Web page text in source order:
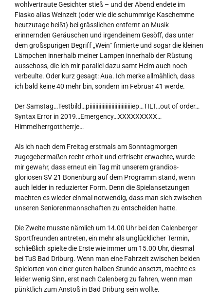
wohlvertraute Gesichter stieß – und der Abend endete im
Fiasko alias Weinzelt (oder wie die schummrige Kaschemme
heutzutage heißt) bei grässlichen entfernt an Musik
erinnernden Geräuschen und irgendeinem Gesöff, das unter
dem großspurigen Begriff „Wein“ firmierte und sogar die kleinen
Lämpchen innerhalb meiner Lampen innerhalb der Rüstung
ausschoss, die ich mir parallel dazu samt Helm auch noch
verbeulte. Oder kurz gesagt: Aua. Ich merke allmählich, dass
ich bald keine 40 mehr bin, sondern im Februar 41 werde.
Der Samstag…Testbild…piiiiiiiiiiiiiiiiiiiiiiiiiiiiiep…TILT…out of order…
Syntax Error in 2019…Emergency…XXXXXXXXX…
Himmelherrgottherrje…
Als ich nach dem Freitag erstmals am Sonntagmorgen
zugegebermaßen recht erholt und erfrischt erwachte, wurde
mir gewahr, dass erneut ein Tag mit unserem grandios-
gloriosen SV 21 Bonenburg auf dem Programm stand, wenn
auch leider in reduzierter Form. Denn die Spielansetzungen
machten es wieder einmal notwendig, dass man sich zwischen
unseren Seniorenmannschaften zu entscheiden hatte.
Die Zweite musste nämlich um 14.00 Uhr bei den Calenberger
Sportfreunden antreten, ein mehr als unglücklicher Termin,
schließlich spielte die Erste wie immer um 15.00 Uhr, diesmal
bei TuS Bad Driburg. Wenn man eine Fahrzeit zwischen beiden
Spielorten von einer guten halben Stunde ansetzt, machte es
leider wenig Sinn, erst nach Calenberg zu fahren, wenn man
pünktlich zum Anstoß in Bad Driburg sein wollte.